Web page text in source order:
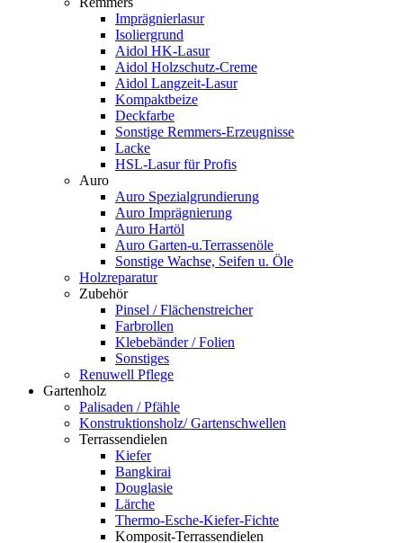
Imprägnierlasur
Isoliergrund
Aidol HK-Lasur
Aidol Holzschutz-Creme
Aidol Langzeit-Lasur
Kompaktbeize
Deckfarbe
Sonstige Remmers-Erzeugnisse
Lacke
HSL-Lasur für Profis
Auro
Auro Spezialgrundierung
Auro Imprägnierung
Auro Hartöl
Auro Garten-u.Terrassenöle
Sonstige Wachse, Seifen u. Öle
Holzreparatur
Zubehör
Pinsel / Flächenstreicher
Farbrollen
Klebebänder / Folien
Sonstiges
Renuwell Pflege
Gartenholz
Palisaden / Pfähle
Konstruktionsholz/ Gartenschwellen
Terrassendielen
Kiefer
Bangkirai
Douglasie
Lärche
Thermo-Esche-Kiefer-Fichte
Komposit-Terrassendielen